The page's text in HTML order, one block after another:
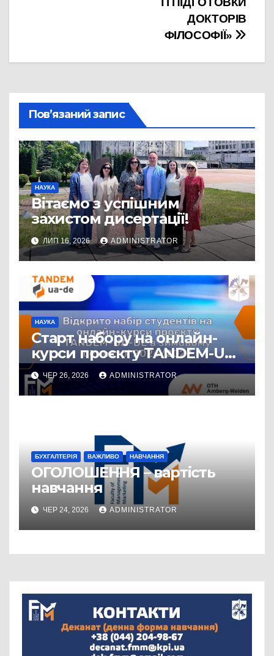
ДОКТОРІВ
ФІЛОСОФІЇ»
Пов’язаний запис
НАУКА
Вітаємо з успішним
захистом дисертації!
ЛИП 16, 2026 ADMINISTRATOR
НАУКА
Старт набору на онлайн-
курси проєкту TANDEM-UA-
DE у зимовому семестрі
2026/2027!
ЧЕР 26, 2026 ADMINISTRATOR
БУХГАЛТЕРІЯ ВАЖЛИВО НАВЧАННЯ
ОГОЛОШЕННЯ – вартість
навчання
ЧЕР 24, 2026 ADMINISTRATOR